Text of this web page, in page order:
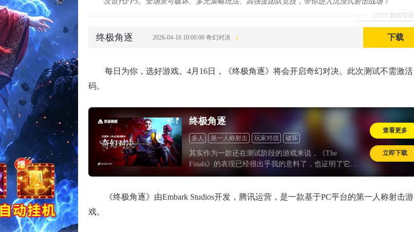
17173 新闻导语
终极角逐 2026-04-16 10:00:00 奇幻对决 下载
每日为你，选好游戏。4月16日，《终极角逐》将会开启奇幻对决。此次测试不需激活
码。
终极角逐
多人 第一人称射击 玩家对战 破坏
其实作为一款还在测试阶段的游戏来说，《The
Finals》的表现已经很出乎我的意料了，也证明了它能
在近日掀起一波小浪潮并非是运气使然。Embark
自己想要东西，让《The Finals》变得“好看又好玩”。不
查看更多
立即下载
《终极角逐》由Embark Studios开发，腾讯运营，是一款基于PC平台的第一人称射击游
戏。